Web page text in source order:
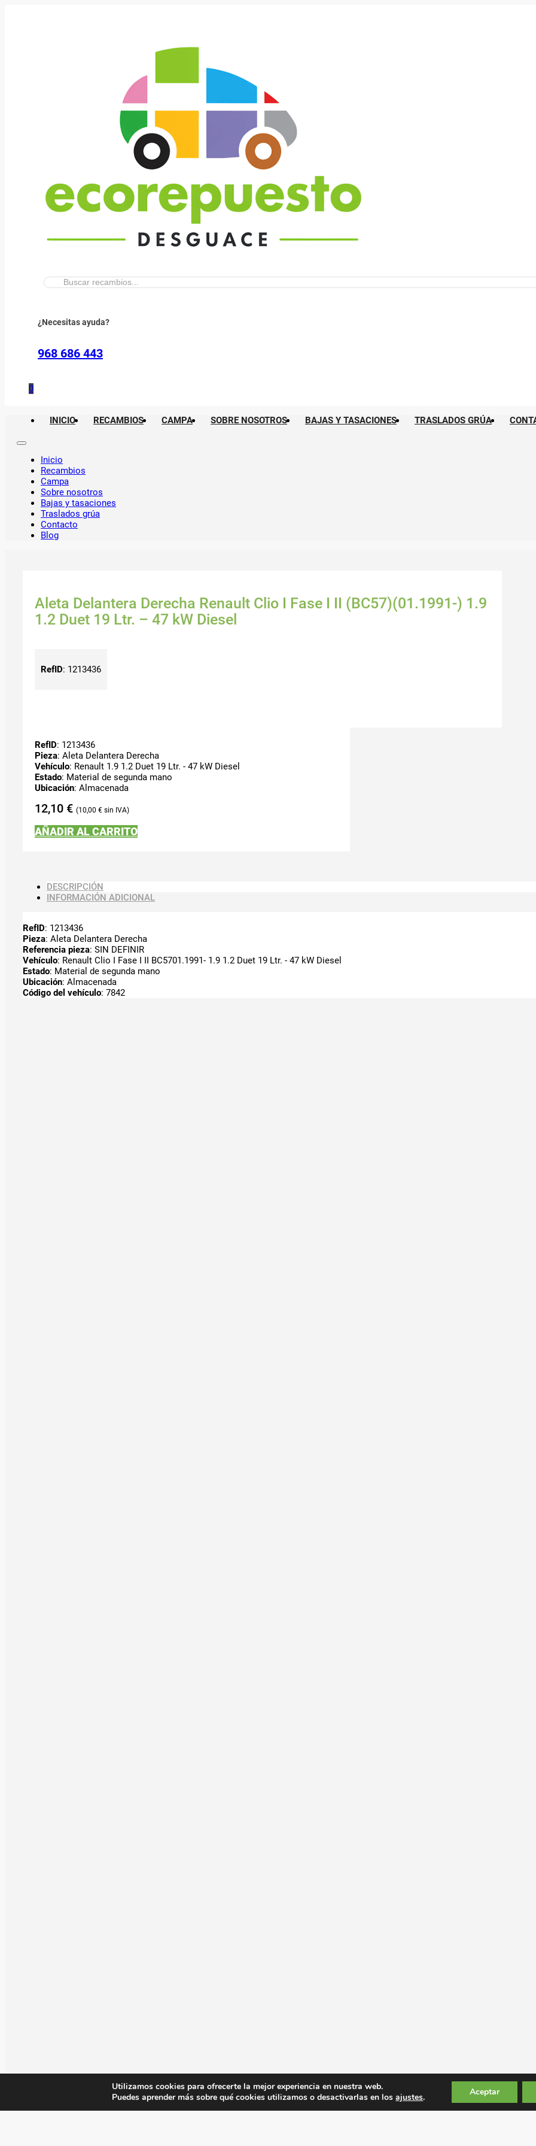
Buscar:
¿Necesitas ayuda?
968 686 443
0
INICIO RECAMBIOS CAMPA SOBRE NOSOTROS BAJAS Y TASACIONES TRASLADOS GRÚA
Inicio
Recambios
Campa
Sobre nosotros
Bajas y tasaciones
Traslados grúa
Contacto
Blog
Aleta Delantera Derecha Renault Clio I Fase I II (BC57)(01.1991-) 1.9
1.2 Duet 19 Ltr. – 47 kW Diesel
RefID: 1213436
RefID: 1213436
Pieza: Aleta Delantera Derecha
Vehículo: Renault 1.9 1.2 Duet 19 Ltr. - 47 kW Diesel
Estado: Material de segunda mano
Ubicación: Almacenada
12,10 € 10,00 €
AÑADIR AL CARRITO
DESCRIPCIÓN
INFORMACIÓN ADICIONAL
RefID: 1213436
Pieza: Aleta Delantera Derecha
Referencia pieza: SIN DEFINIR
Vehículo: Renault Clio I Fase I II BC5701.1991- 1.9 1.2 Duet 19 Ltr. - 47 kW Diesel
Estado: Material de segunda mano
Ubicación: Almacenada
Código del vehículo: 7842
Utilizamos cookies para ofrecerte la mejor experiencia en nuestra web.
Puedes aprender más sobre qué cookies utilizamos o desactivarlas en losajustes. Aceptar